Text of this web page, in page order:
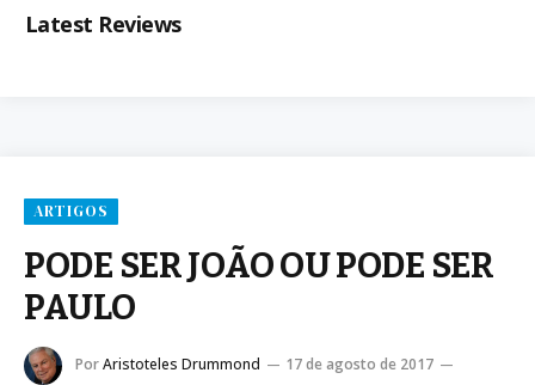
Latest Reviews
ARTIGOS
PODE SER JOÃO OU PODE SER
PAULO
PorAristoteles Drummond
17 de agosto de 2017